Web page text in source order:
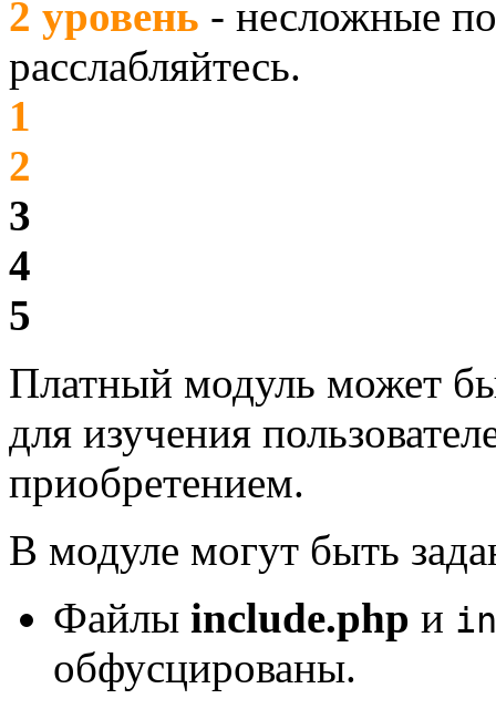
2 уровень - несложные
расслабляйтесь.
1
2
3
4
5
Платный модуль может
для изучения
приобретением.
В модуле могут быть
Файлы include.php и
обфусцированы.